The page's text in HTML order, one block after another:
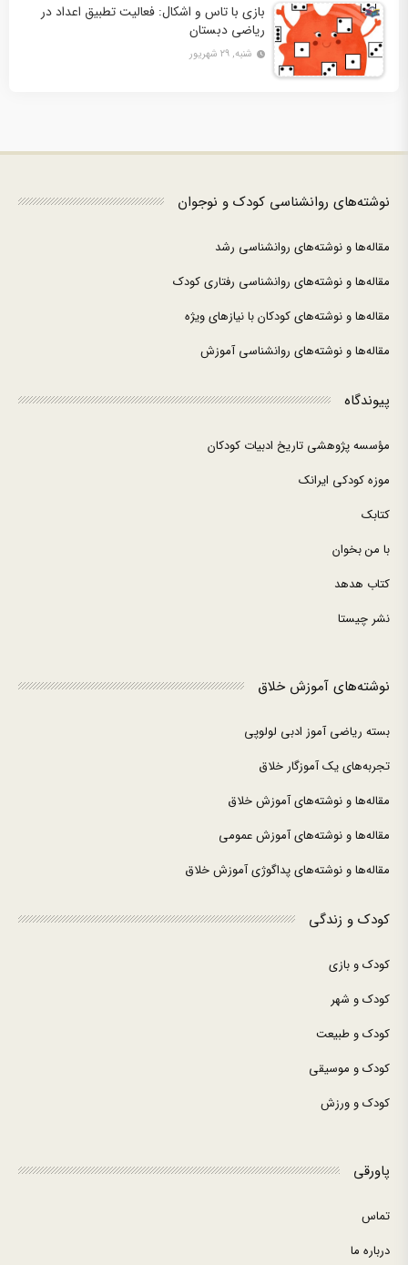
بازی با تاس و اشکال: فعالیت تطبیق اعداد در
ریاضی دبستان
شنبه, ۲۹ شهریور
نوشته‌های روانشناسی کودک و نوجوان
مقاله‌ها و نوشته‌های روانشناسی رشد
مقاله‌ها و نوشته‌های روانشناسی رفتاری کودک
مقاله‌ها و نوشته‌های کودکان با نیازهای ویژه
مقاله‌ها و نوشته‌های روانشناسی آموزش
پیوندگاه
مؤسسه پژوهشی تاریخ ادبیات کودکان
موزه کودکی ایرانک
کتابک
با من بخوان
کتاب هدهد
نشر چیستا
نوشته‌های آموزش خلاق
بسته ریاضی آموز ادبی لولوپی
تجربه‌های یک آموزگار خلاق
مقاله‌ها و نوشته‌های آموزش خلاق
مقاله‌ها و نوشته‌های آموزش عمومی
مقاله‌ها و نوشته‌های پداگوژی آموزش خلاق
کودک و زندگی
کودک و بازی
کودک و شهر
کودک و طبیعت
کودک و موسیقی
کودک و ورزش
پاورقی
تماس
درباره ما